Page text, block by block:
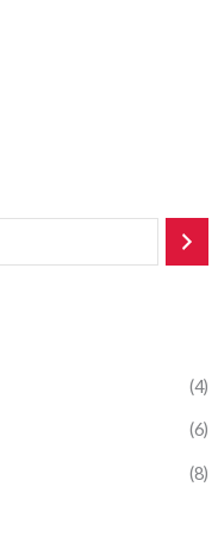
(4)
(6)
(8)